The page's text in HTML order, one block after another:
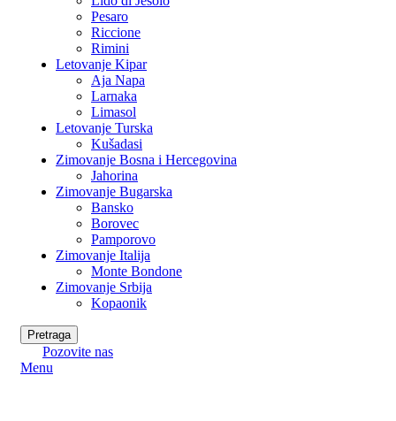
Pesaro
Riccione
Rimini
Letovanje Kipar
Aja Napa
Larnaka
Limasol
Letovanje Turska
Kušadasi
Zimovanje Bosna i Hercegovina
Jahorina
Zimovanje Bugarska
Bansko
Borovec
Pamporovo
Zimovanje Italija
Monte Bondone
Zimovanje Srbija
Kopaonik
Pretraga
Pozovite nas
Menu